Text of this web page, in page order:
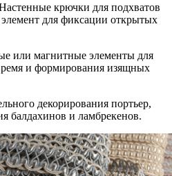
крючки для подхватов
для фиксации открытых
или магнитные элементы для
и формирования изящных
декорирования портьер,
балдахинов и ламбрекенов.